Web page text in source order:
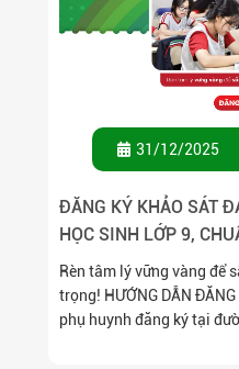
31/12/2025
ĐĂNG KÝ KHẢO SÁT
HỌC SINH LỚP 9,
Rèn tâm lý vững vàng để
trọng! HƯỚNG DẪN
phụ huynh đăng ký tại